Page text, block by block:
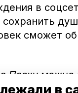
в
в
сможет
Пасху